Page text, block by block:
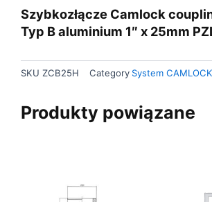
Szybkozłącze Camlock
Typ B aluminium 1″ x 25mm
SKU ZCB25H Category System CAMLOCK
Produkty powiązane